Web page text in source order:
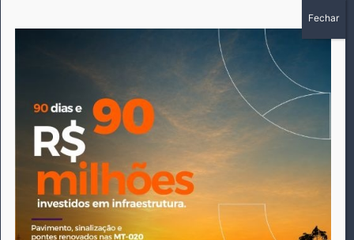
A história do Pioneiro inicia em fevereiro de 2005 em
Canarana - MT, na época, como um jornal impresso semanal,
que chegou a possuir mil assinantes. Durante 15 anos, foram
publicadas 691 edições que narraram os acontecimentos
políticos, policiais e cotidianos de Canarana e região. Fiel a sua
origem, pautado sempre pela busca incessante da
imparcialidade, faz jus a sua logo, com o característico "avião
da praça" de Canarana, sendo o símbolo do
comprometimento deste veículo de comunicação com o
relato dos fatos neste município. Em 06 de dezembro de 2019
circulou a última edição impressa do jornal, que desde então
tem veiculação exclusivamente online.